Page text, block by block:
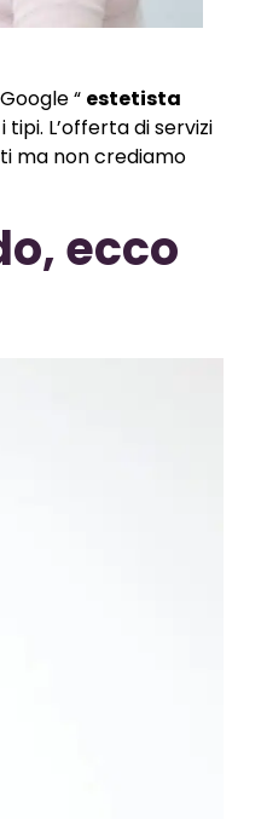
“ estetista
L’offerta di servizi
ma non crediamo
ecco